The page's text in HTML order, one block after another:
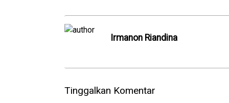
Irmanon Riandina
Tinggalkan Komentar